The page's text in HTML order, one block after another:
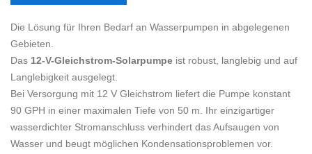
Die Lösung für Ihren Bedarf an Wasserpumpen in abgelegenen
Gebieten.
Das 12-V-Gleichstrom-Solarpumpe ist robust, langlebig und auf
Langlebigkeit ausgelegt.
Bei Versorgung mit 12 V Gleichstrom liefert die Pumpe konstant
90 GPH in einer maximalen Tiefe von 50 m. Ihr einzigartiger
wasserdichter Stromanschluss verhindert das Aufsaugen von
Wasser und beugt möglichen Kondensationsproblemen vor.